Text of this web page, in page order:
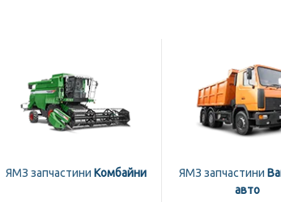
ЯМЗ запчастини Комбайни ЯМЗ запчастини
авто